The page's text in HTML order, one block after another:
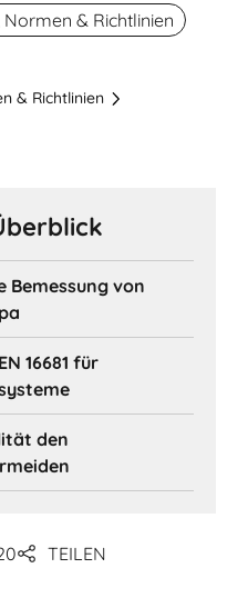
& Richtlinien
& Richtlinien
Bemessung von
16681 für
den
TEILEN